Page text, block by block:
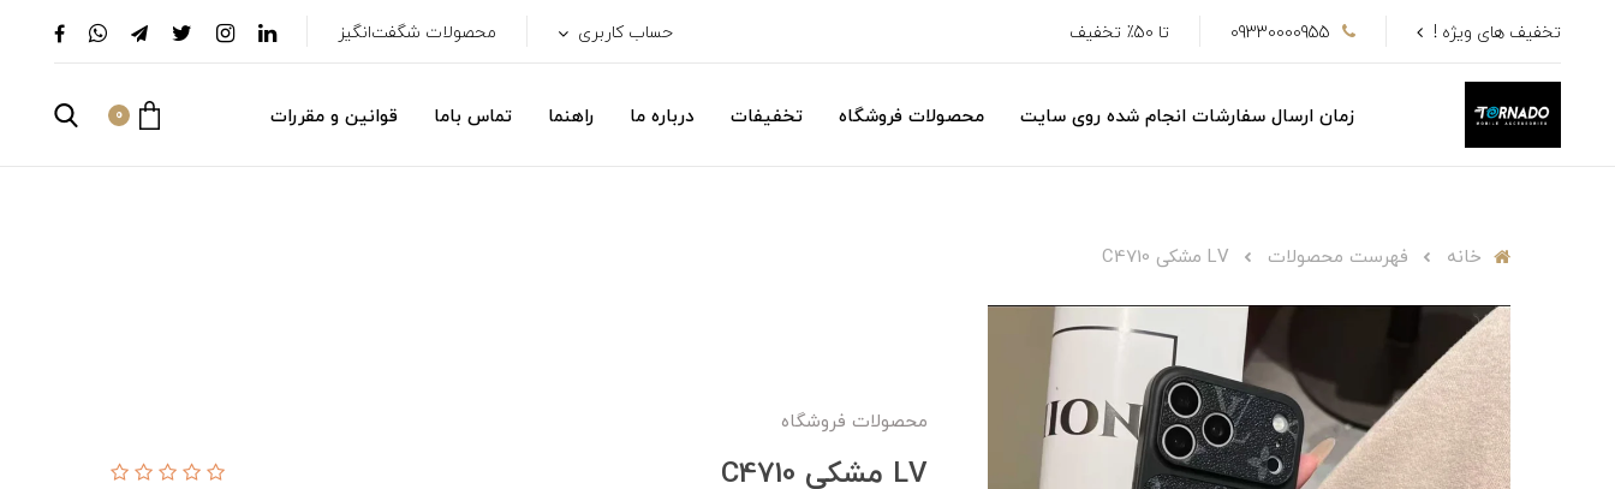
تخفیف های ویژه ! 09330000955 تا 50٪ تخفیف حساب کاربری محصولات شگفت‌انگیز
زمان ارسال سفارشات انجام شده روی سایت محصولات فروشگاه تخفیفات درباره ما راهنما تماس باما قوانین و مقررات 0
خانه فهرست محصولات LV مشکی C4710
محصولات فروشگاه
LV مشکی C4710